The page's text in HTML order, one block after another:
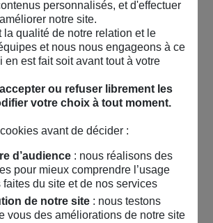
personnalisés, et d'effectuer
notre site.
la qualité de notre relation et le
et nous nous engageons à ce
en est fait soit avant tout à votre
ou refuser librement les
votre choix à tout moment.
avant de décider :
d’audience: nous réalisons des
pour mieux comprendre l’usage
faites du site et de nos services
de notre site: nous testons
vous des améliorations de notre site